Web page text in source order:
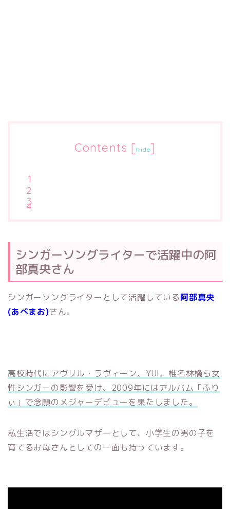
Contents [ hide]
シンガーソングライターで活躍中の阿
部真央さん
シンガーソングライターとして活躍している阿部真央
(あべまお)さん。
高校時代にアヴリル・ラヴィーン、YUI、椎名林檎ら女
性シンガーの影響を受け、2009年にはアルバム「ふり
ぃ」で念願のメジャーデビューを果たしました。
私生活ではシングルマザーとして、小学生の男の子を
育てるお母さんとしての一面も持っています。